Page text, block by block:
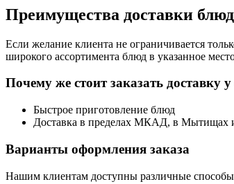
Преимущества доставки
Если желание клиента не ограничивается
широкого ассортимента блюд в указанное
Почему же стоит заказать доставку у
Быстрое приготовление блюд
Доставка в пределах МКАД, в Мытищах
Варианты оформления заказа
Нашим клиентам доступны различные способы